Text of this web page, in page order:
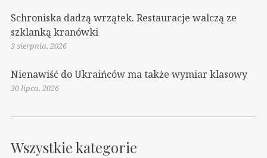
Schroniska dadzą wrzątek. Restauracje walczą ze
szklanką kranówki
3 sierpnia, 2026
Nienawiść do Ukraińców ma także wymiar klasowy
30 lipca, 2026
Wszystkie kategorie